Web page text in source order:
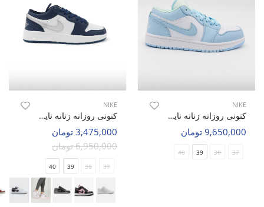
NIKE
کتونی روزانه زنانه نایک Nike Air Jordan 1 Low OG W
9,650,000 تومان
37
38
39
40
NIKE
کتونی روزانه زنانه نایک Nike Air Jordan 1 Low LX W
3,475,000 تومان
6,950,000 تومان
37
38
39
40